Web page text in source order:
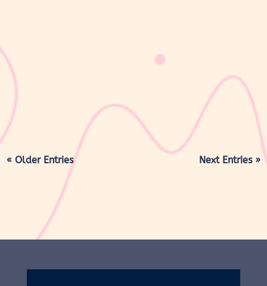
direkomendasikan dokter saat Mom & Dad melakukan medical
check-up rutin, terutama jika ada keluhan seperti mudah lelah,
« Older Entries Next Entries »